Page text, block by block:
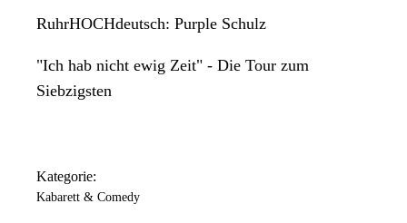
RuhrHOCHdeutsch: Purple Schulz
"Ich hab nicht ewig Zeit" - Die Tour zum
Siebzigsten
Kategorie:
Kabarett & Comedy